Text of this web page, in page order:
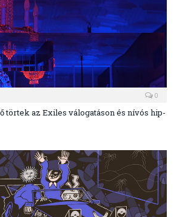
0
törtek az Exiles válogatáson és nívós hip-